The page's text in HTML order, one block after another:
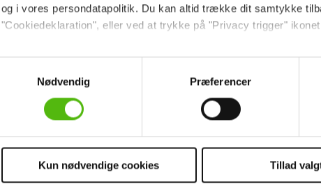
og i vores persondatapolitik. Du kan altid trække dit samtykke
"Cookiedeklaration", eller ved at trykke på "Privacy trigger"
Dine valg anvendes på hele websitet.
Vi ønsker dit samtykke til at indsamle og bruge data for at
Vi anvender egne cookies og cookies fra tredjeparter til at at
sociale medier.
Nødvendig
Præferencer
Kun nødvendige cookies Tillad
Læs også: Essie laver neglefolie